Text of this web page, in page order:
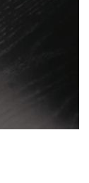
цел.
"Добави в
"Добави в